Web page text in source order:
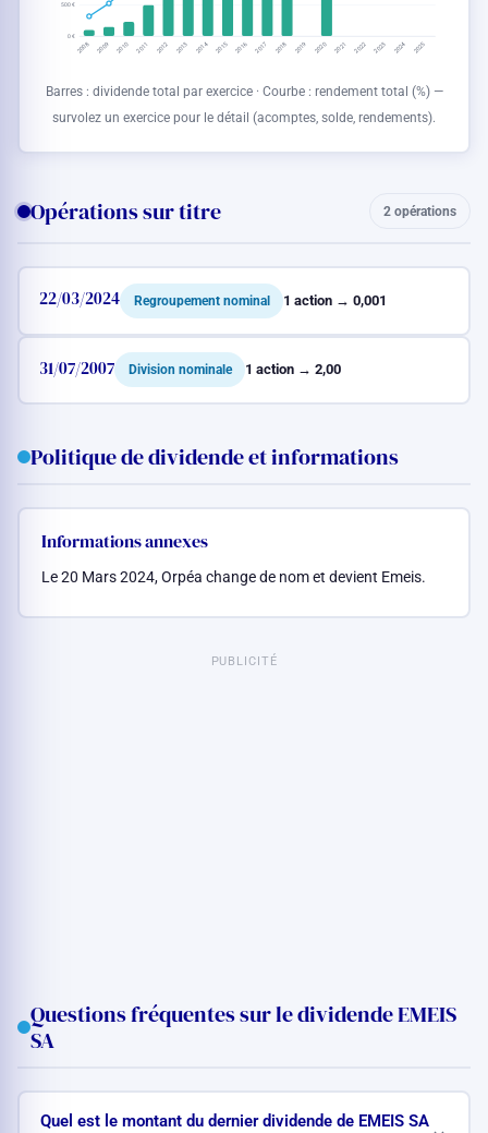
0 €
500 €
2008 2009 2010 2011 2012 2013 2014 2015 2016 2017 2018 2019 2020 2021 2022 2023 2024 2025
Barres : dividende total par exercice · Courbe : rendement total (%) —
survolez un exercice pour le détail (acomptes, solde, rendements).
Opérations sur titre 2 opérations
22/03/2024 Regroupement nominal 1 action → 0,001
31/07/2007 Division nominale 1 action → 2,00
Politique de dividende et informations
Informations annexes
Le 20 Mars 2024, Orpéa change de nom et devient Emeis.
PUBLICITÉ
Questions fréquentes sur le dividende EMEIS
SA
Quel est le montant du dernier dividende de EMEIS SA